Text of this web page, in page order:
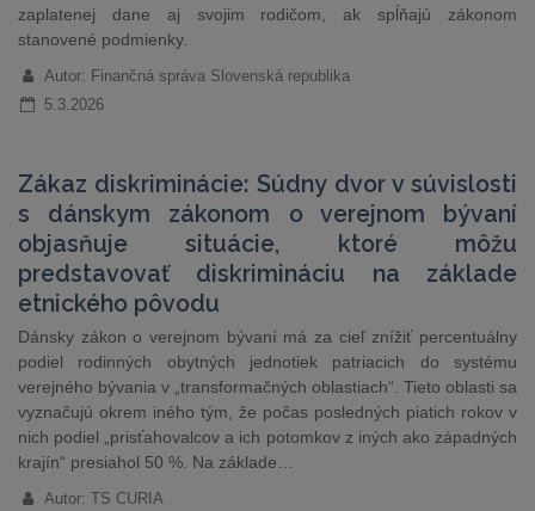
zaplatenej dane aj svojim rodičom, ak spĺňajú zákonom
stanovené podmienky.
Autor: Finančná správa Slovenská republika
5.3.2026
Zákaz diskriminácie: Súdny dvor v súvislosti
s dánskym zákonom o verejnom bývaní
objasňuje situácie, ktoré môžu
predstavovať diskrimináciu na základe
etnického pôvodu
Dánsky zákon o verejnom bývaní má za cieľ znížiť percentuálny
podiel rodinných obytných jednotiek patriacich do systému
verejného bývania v „transformačných oblastiach“. Tieto oblasti sa
vyznačujú okrem iného tým, že počas posledných piatich rokov v
nich podiel „prisťahovalcov a ich potomkov z iných ako západných
krajín“ presiahol 50 %. Na základe…
Autor: TS CURIA